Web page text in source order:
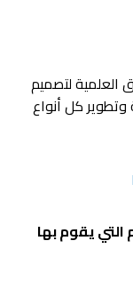
العلمية لتصميم
وتطوير كل أنواع
التي يقوم بها